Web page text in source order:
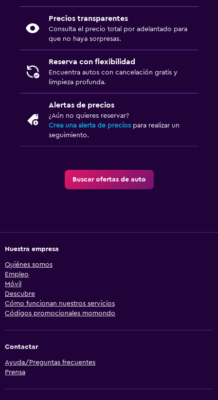
Precios transparentes
Consulta el precio total por adelantado para
que no haya sorpresas.
Reserva con flexibilidad
Encuentra autos con cancelación gratis y
limpieza profunda.
Alertas de precios
¿Aún no quieres reservar?
Crea una alerta de precios para realizar un
seguimiento.
Buscar ofertas de auto
Nuestra empresa
Quiénes somos
Empleo
Móvil
Descubre
Cómo funcionan nuestros servicios
Códigos promocionales momondo
Contactar
Ayuda/Preguntas frecuentes
Prensa